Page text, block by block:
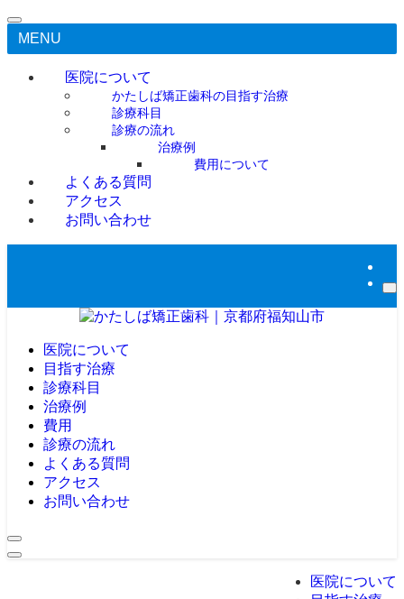
MENU
医院について
かたしば矯正歯科の目指す治療
診療科目
診療の流れ
治療例
費用について
よくある質問
アクセス
お問い合わせ
医院について
目指す治療
診療科目
治療例
費用
診療の流れ
よくある質問
アクセス
お問い合わせ
医院について